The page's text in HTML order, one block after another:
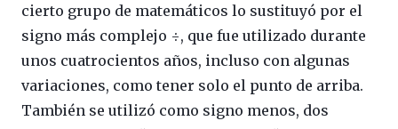
cierto grupo de matemáticos lo sustituyó por el
signo más complejo ÷, que fue utilizado durante
unos cuatrocientos años, incluso con algunas
variaciones, como tener solo el punto de arriba.
También se utilizó como signo menos, dos